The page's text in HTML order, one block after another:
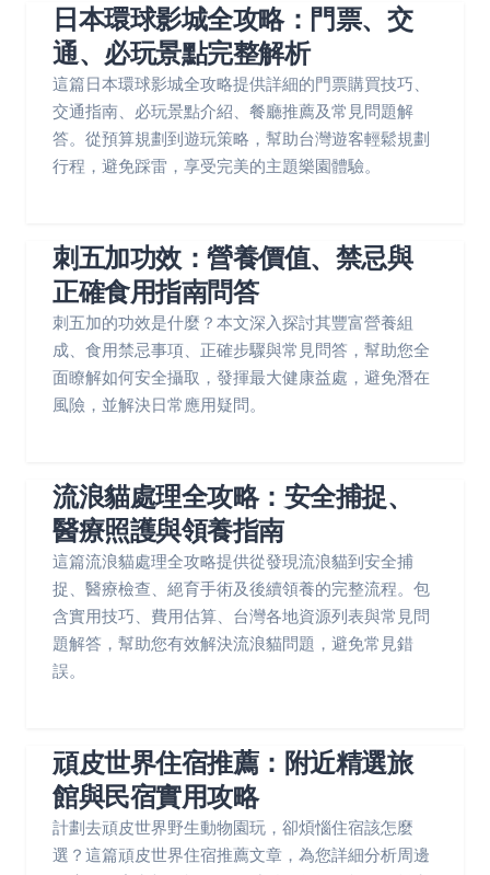
日本環球影城全攻略：門票、交
通、必玩景點完整解析
這篇日本環球影城全攻略提供詳細的門票購買技巧、
交通指南、必玩景點介紹、餐廳推薦及常見問題解
答。從預算規劃到遊玩策略，幫助台灣遊客輕鬆規劃
行程，避免踩雷，享受完美的主題樂園體驗。
刺五加功效：營養價值、禁忌與
正確食用指南問答
刺五加的功效是什麼？本文深入探討其豐富營養組
成、食用禁忌事項、正確步驟與常見問答，幫助您全
面瞭解如何安全攝取，發揮最大健康益處，避免潛在
風險，並解決日常應用疑問。
流浪貓處理全攻略：安全捕捉、
醫療照護與領養指南
這篇流浪貓處理全攻略提供從發現流浪貓到安全捕
捉、醫療檢查、絕育手術及後續領養的完整流程。包
含實用技巧、費用估算、台灣各地資源列表與常見問
題解答，幫助您有效解決流浪貓問題，避免常見錯
誤。
頑皮世界住宿推薦：附近精選旅
館與民宿實用攻略
計劃去頑皮世界野生動物園玩，卻煩惱住宿該怎麼
選？這篇頑皮世界住宿推薦文章，為您詳細分析周邊